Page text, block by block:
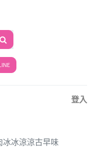
登入
冰冰涼涼古早味